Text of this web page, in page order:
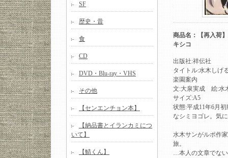
SF
歴史・昔
食
CD
DVD・Blu-ray・VHS
その他
【センエンチョン本】
【納品書とイランカミにつ
いて】
【鯖くん】
商品名：【再入荷
キシコ
出版社:祥伝社
タイトル:水木し
楽園案内
文:大泉実成 絵:水
サイズ:A5
状態:平成11年6月
なシミヨゴレ。気
水木サンがルポ作
旅。
…本人の文章でな